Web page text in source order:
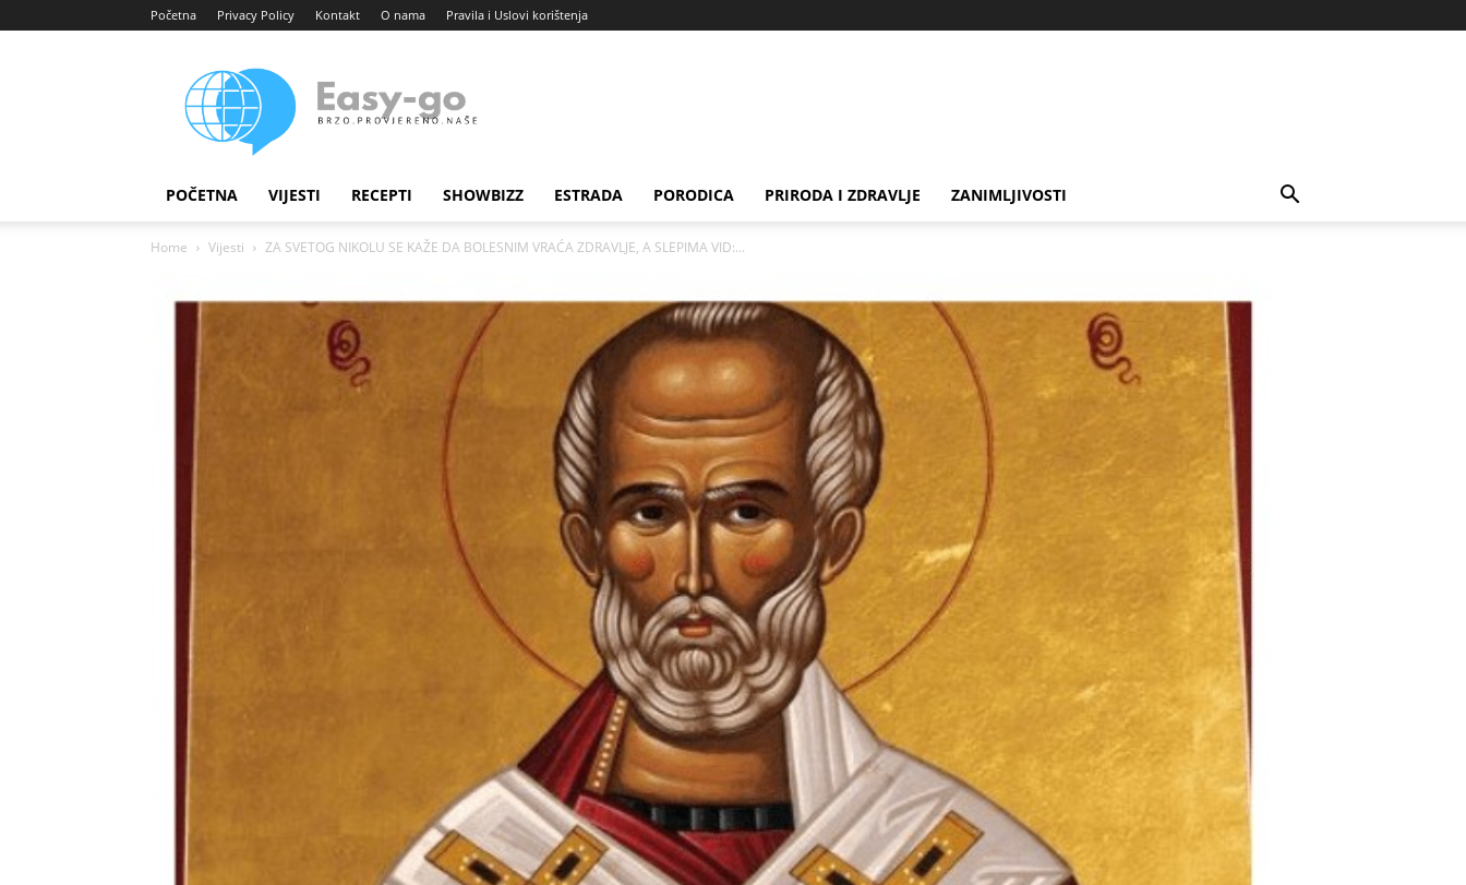
Početna Privacy Policy Kontakt O nama Pravila i Uslovi korištenja
portal
POČETNA VIJESTI RECEPTI SHOWBIZZ ESTRADA PORODICA PRIRODA I ZDRAVLJE ZANIMLJIVOSTI
Home Vijesti ZA SVETOG NIKOLU SE KAŽE DA BOLESNIM VRAĆA ZDRAVLJE, A SLEPIMA VID:...